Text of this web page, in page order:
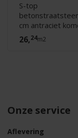
S-top
cm antraciet
26,24m2
Onze service
Aflevering